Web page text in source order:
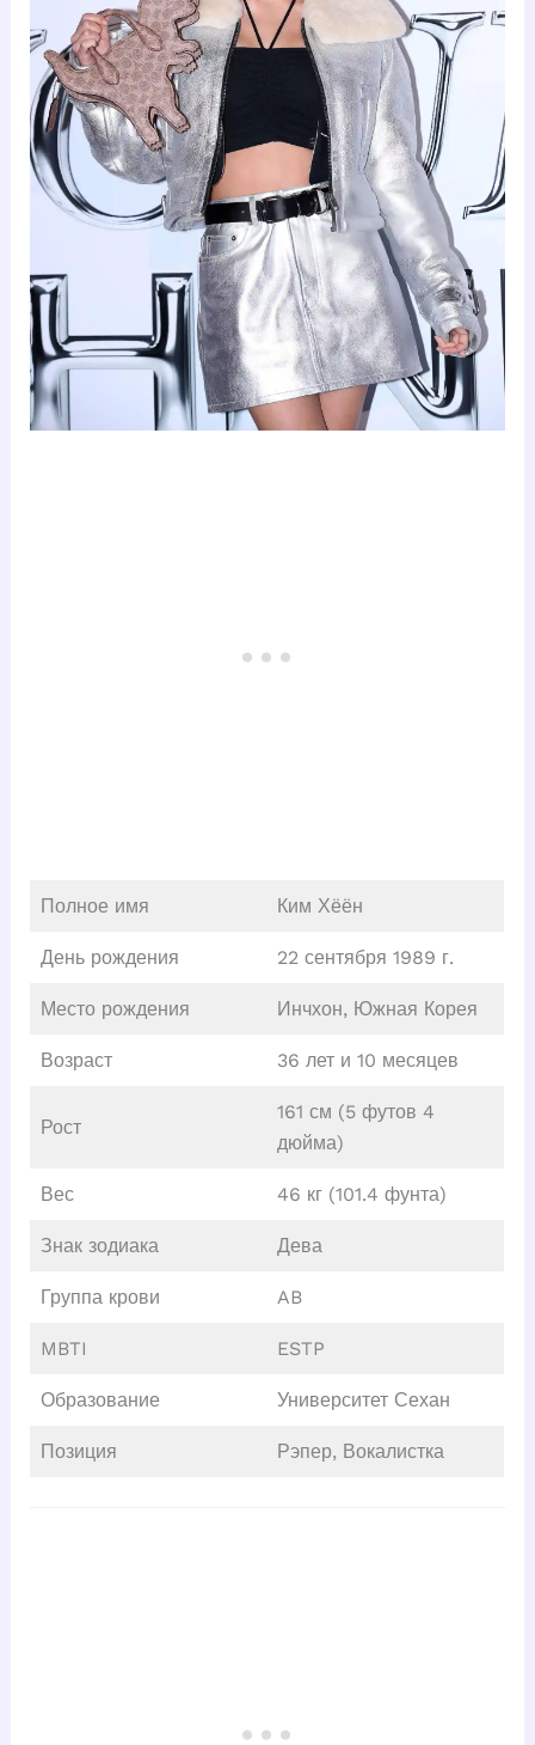
Полное имя Ким Хёён
День рождения 22 сентября 1989 г.
Место рождения Инчхон, Южная Корея
Возраст 36 лет и 10 месяцев
Рост
161 см (5 футов 4
дюйма)
Вес 46 кг (101.4 фунта)
Знак зодиака Дева
Группа крови AB
MBTI ESTP
Образование Университет Сехан
Позиция Рэпер, Вокалистка